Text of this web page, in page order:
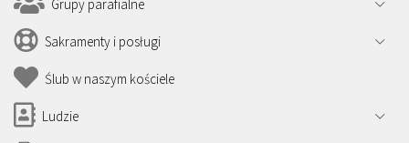
Grupy parafialne
Sakramenty i posługi
Ślub w naszym kościele
Ludzie